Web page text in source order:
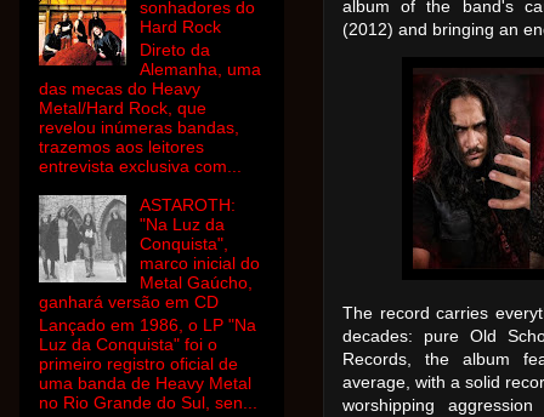
album of the band's
(2012) and bringing an
The record carries
decades: pure Old
Records, the album
average, with a solid
worshipping
sonhadores do
Hard Rock
Direto da
Alemanha, uma
das mecas do Heavy
Metal/Hard Rock, que
revelou inúmeras bandas,
trazemos aos leitores
entrevista exclusiva com...
ASTAROTH:
"Na Luz da
Conquista",
marco inicial do
Metal Gaúcho,
ganhará versão em CD
Lançado em 1986, o LP "Na
Luz da Conquista" foi o
primeiro registro oficial de
uma banda de Heavy Metal
no Rio Grande do Sul, sen...